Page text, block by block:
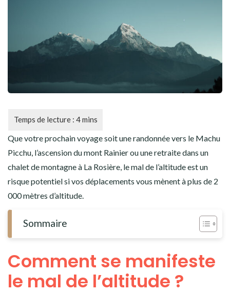
Que votre prochain voyage soit une randonnée vers le Machu
Picchu, l’ascension du mont Rainier ou une retraite dans un
chalet de montagne à La Rosière, le mal de l’altitude est un
risque potentiel si vos déplacements vous mènent à plus de 2
000 mètres d’altitude.
Sommaire
Comment se manifeste
le mal de l’altitude ?